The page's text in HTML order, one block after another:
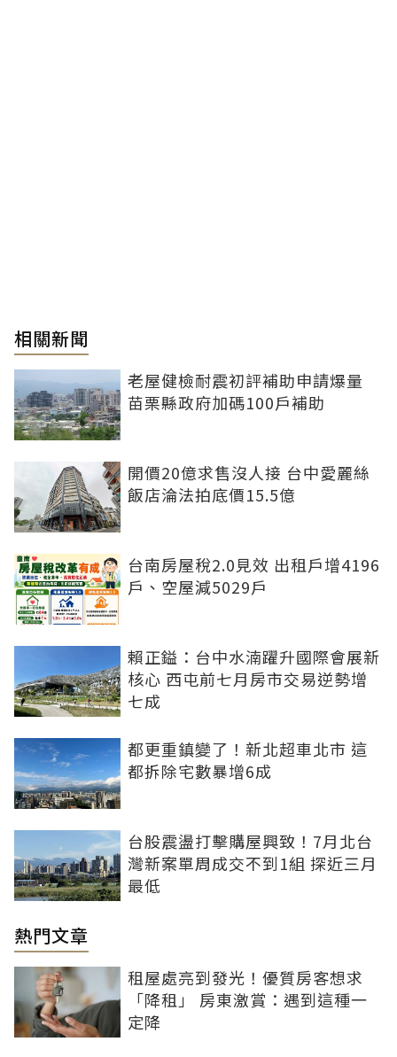
相關新聞
老屋健檢耐震初評補助申請爆量
苗栗縣政府加碼100戶補助
開價20億求售沒人接 台中愛麗絲
飯店淪法拍底價15.5億
台南房屋稅2.0見效 出租戶增4196
戶、空屋減5029戶
賴正鎰：台中水湳躍升國際會展新
核心 西屯前七月房市交易逆勢增
七成
都更重鎮變了！新北超車北市 這
都拆除宅數暴增6成
台股震盪打擊購屋興致！7月北台
灣新案單周成交不到1組 探近三月
最低
熱門文章
租屋處亮到發光！優質房客想求
「降租」 房東激賞：遇到這種一
定降